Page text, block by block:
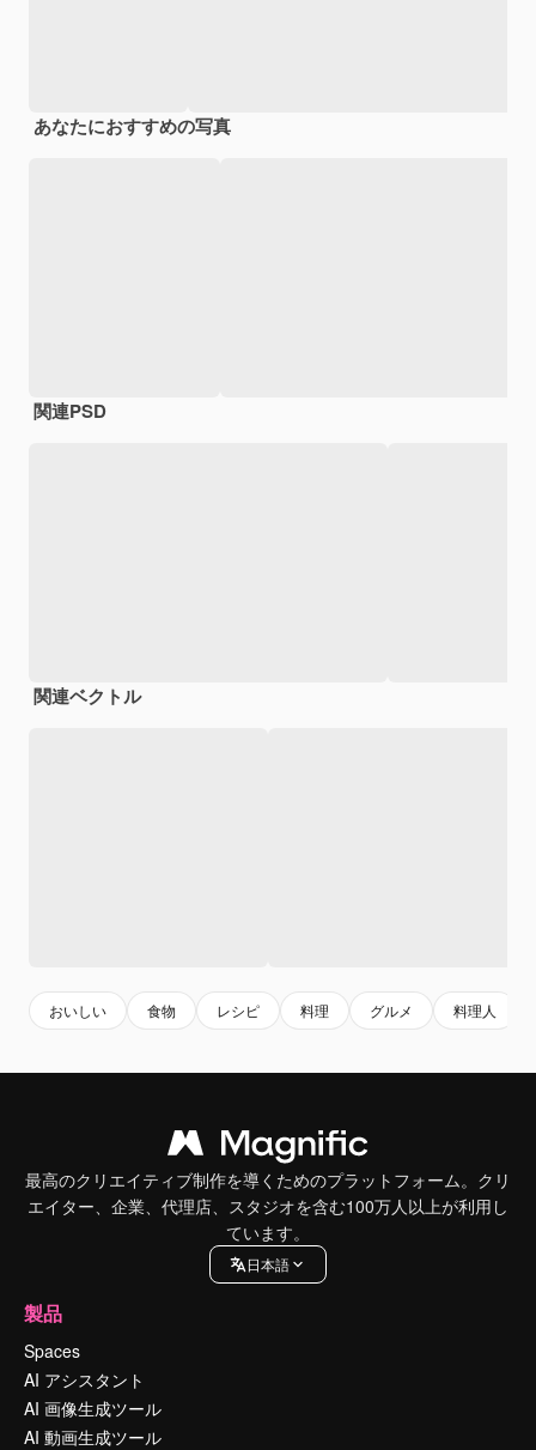
あなたにおすすめの写真
関連PSD
関連ベクトル
おいしい 食物 レシピ 料理 グルメ 料理人
最高のクリエイティブ制作を導くためのプラットフォーム。クリ
エイター、企業、代理店、スタジオを含む100万人以上が利用し
ています。
日本語
製品
Spaces
AI アシスタント
AI 画像生成ツール
AI 動画生成ツール